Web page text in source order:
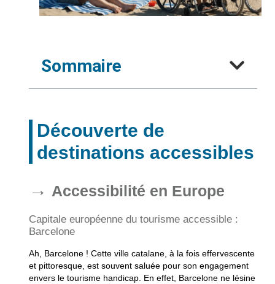
Sommaire
Découverte de
destinations accessibles
Accessibilité en Europe
Capitale européenne du tourisme accessible :
Barcelone
Ah, Barcelone ! Cette ville catalane, à la fois effervescente
et pittoresque, est souvent saluée pour son engagement
envers le tourisme handicap. En effet, Barcelone ne lésine